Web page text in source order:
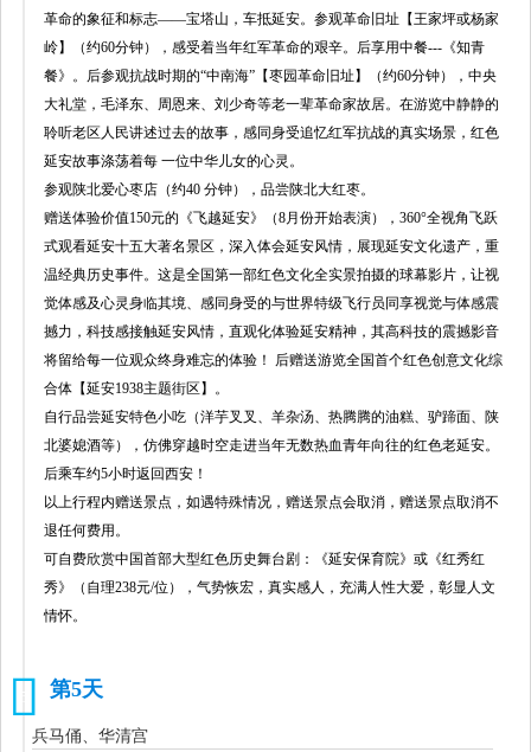
革命的象征和标志——宝塔山，车抵延安。参观革命旧址【王家坪或杨家
岭】（约60分钟），感受着当年红军革命的艰辛。后享用中餐---《知青
餐》。后参观抗战时期的“中南海”【枣园革命旧址】（约60分钟），中央
大礼堂，毛泽东、周恩来、刘少奇等老一辈革命家故居。在游览中静静的
聆听老区人民讲述过去的故事，感同身受追忆红军抗战的真实场景，红色
延安故事涤荡着每 一位中华儿女的心灵。
参观陕北爱心枣店（约40 分钟），品尝陕北大红枣。
赠送体验价值150元的《飞越延安》（8月份开始表演），360°全视角飞跃
式观看延安十五大著名景区，深入体会延安风情，展现延安文化遗产，重
温经典历史事件。这是全国第一部红色文化全实景拍摄的球幕影片，让视
觉体感及心灵身临其境、感同身受的与世界特级飞行员同享视觉与体感震
撼力，科技感接触延安风情，直观化体验延安精神，其高科技的震撼影音
将留给每一位观众终身难忘的体验！ 后赠送游览全国首个红色创意文化综
合体【延安1938主题街区】。
自行品尝延安特色小吃（洋芋叉叉、羊杂汤、热腾腾的油糕、驴蹄面、陕
北婆媳酒等），仿佛穿越时空走进当年无数热血青年向往的红色老延安。
后乘车约5小时返回西安！
以上行程内赠送景点，如遇特殊情况，赠送景点会取消，赠送景点取消不
退任何费用。
可自费欣赏中国首部大型红色历史舞台剧：《延安保育院》或《红秀红
秀》（自理238元/位），气势恢宏，真实感人，充满人性大爱，彰显人文
情怀。
第5天
兵马俑、华清宫